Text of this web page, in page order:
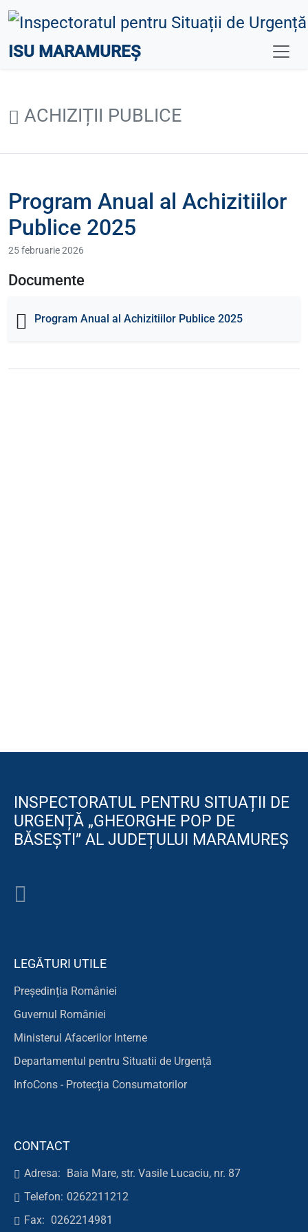
ISU MARAMUREȘ
ACHIZIȚII PUBLICE
Program Anual al Achizitiilor
Publice 2025
25 februarie 2026
Documente
Program Anual al Achizitiilor Publice 2025
INSPECTORATUL PENTRU SITUAȚII DE
URGENȚĂ „GHEORGHE POP DE
BĂSEȘTI” AL JUDEȚULUI MARAMUREȘ
LEGĂTURI UTILE
Președinția României
Guvernul României
Ministerul Afacerilor Interne
Departamentul pentru Situatii de Urgență
InfoCons - Protecția Consumatorilor
CONTACT
Adresa: Baia Mare, str. Vasile Lucaciu, nr. 87
Telefon: 0262211212
Fax: 0262214981